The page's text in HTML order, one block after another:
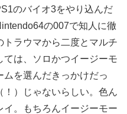
のバイオ3をやり込んだ
の007で知人に徹
トラウマから二度とマルチ
は、ソロかつイージーモ
を選んだきっかけだっ
）じゃないらしい。色ん
。もちろんイージーモー